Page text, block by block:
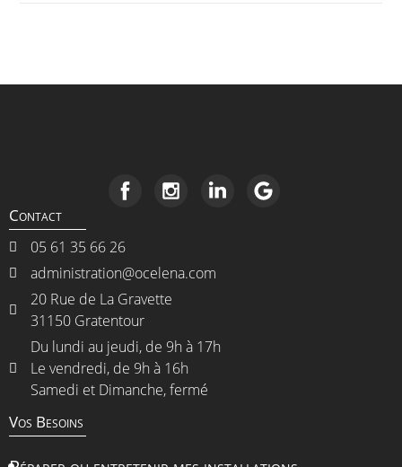
Contact
05 61 35 66 26
administration@ocelena.com
20 Rue de La Gravette
31150 Gratentour
Du lundi au jeudi, de 9h à 17h
Le vendredi, de 9h à 16h
Samedi et Dimanche, fermé
Vos Besoins